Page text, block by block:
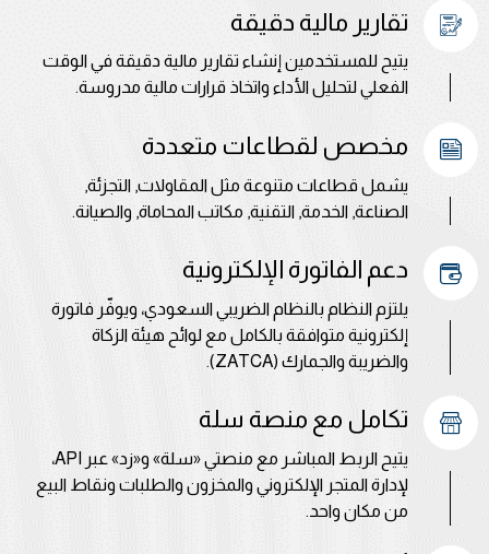
تقارير مالية دقيقة
يتيح للمستخدمين إنشاء تقارير مالية دقيقة في الوقت
الفعلي لتحليل الأداء واتخاذ قرارات مالية مدروسة.
مخصص لقطاعات متعددة
يشمل قطاعات متنوعة مثل المقاولات, التجزئة,
الصناعة, الخدمة, التقنية, مكاتب المحاماة, والصيانة.
دعم الفاتورة الإلكترونية
يلتزم النظام بالنظام الضريبي السعودي، ويوفّر فاتورة
إلكترونية متوافقة بالكامل مع لوائح هيئة الزكاة
والضريبة والجمارك (ZATCA).
تكامل مع منصة سلة
يتيح الربط المباشر مع منصتي «سلة» و«زد» عبر API،
لإدارة المتجر الإلكتروني والمخزون والطلبات ونقاط البيع
من مكان واحد.